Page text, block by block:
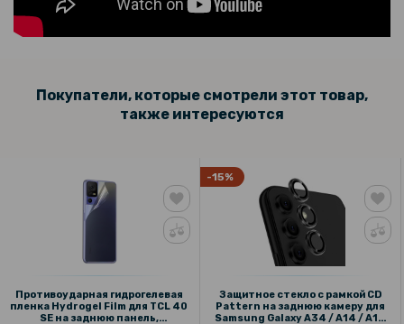
Покупатели, которые смотрели этот товар,
также интересуются
Противоударная гидрогелевая
пленка Hydrogel Film для TCL 40
SE на заднюю панель,
-15%
Защитное стекло с рамкой CD
Pattern на заднюю камеру для
Samsung Galaxy A34 / A14 / A14